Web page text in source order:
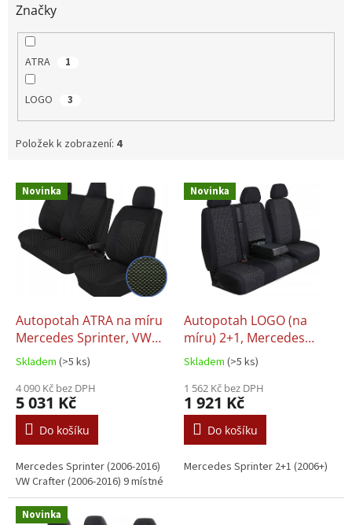
Značky
ATRA 1
LOGO 3
Položek k zobrazení: 4
V
d
ů
Novinka
Autopotah ATRA na míru
Mercedes Sprinter, VW
Crafter (06-16) 9 místné
Skladem (>5 ks)
4 090 Kč bez DPH
5 031 Kč
Do košíku
Mercedes Sprinter (2006-2016)
VW Crafter (2006-2016) 9 místné
Novinka
Autopotah LOGO (na
míru) 2+1, Mercedes
Sprinter (2006-)
Skladem (>5 ks)
1 562 Kč bez DPH
1 921 Kč
Do košíku
Mercedes Sprinter 2+1 (2006+)
Novinka